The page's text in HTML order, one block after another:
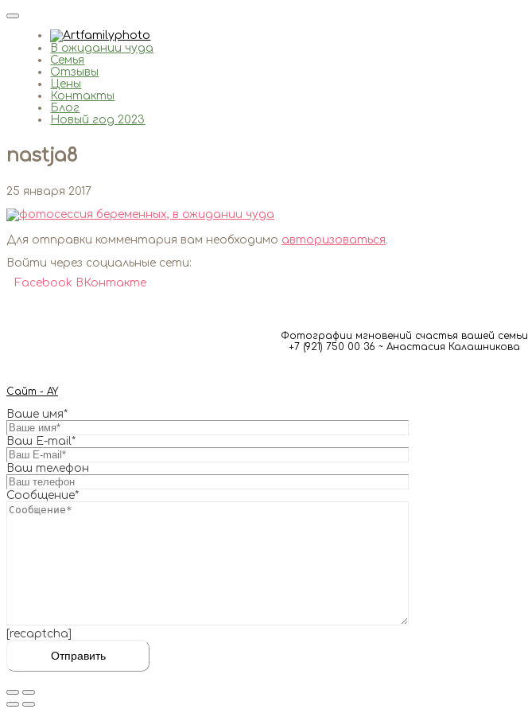
В ожидании чуда
Семья
Отзывы
Цены
Контакты
Блог
Новый год 2023
nastja8
25 января 2017
Для отправки комментария вам необходимо авторизоваться.
Войти через социальные сети:
Facebook ВКонтакте
Фотографии мгновений счастья вашей семьи
+7 (921) 750 00 36 ~ Анастасия Калашникова
Сайт - AY
Ваше имя*
Ваш E-mail*
Ваш телефон
Сообщение*
[recaptcha]